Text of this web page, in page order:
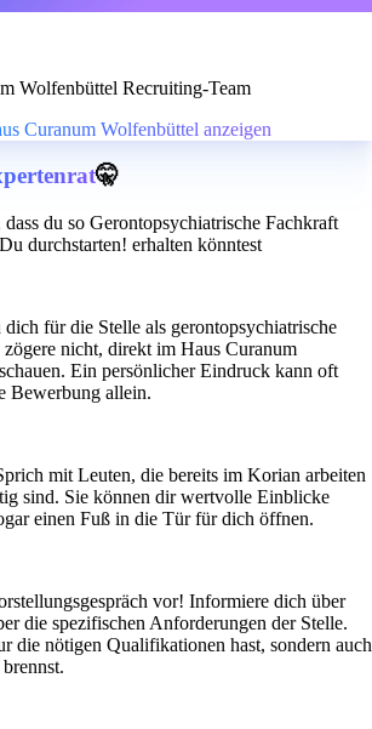
Wolfenbüttel Recruiting-Team
Curanum Wolfenbüttel anzeigen
🤫
du so Gerontopsychiatrische Fachkraft
durchstarten! erhalten könntest
für die Stelle als gerontopsychiatrische
zögere nicht, direkt im Haus Curanum
Ein persönlicher Eindruck kann oft
Bewerbung allein.
mit Leuten, die bereits im Korian arbeiten
sind. Sie können dir wertvolle Einblicke
einen Fuß in die Tür für dich öffnen.
vor! Informiere dich über
die spezifischen Anforderungen der Stelle.
die nötigen Qualifikationen hast, sondern auch